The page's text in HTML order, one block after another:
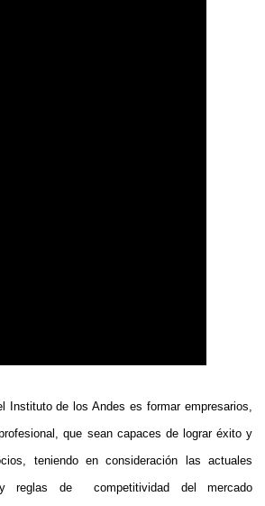
Instituto de los Andes es formar empresarios,
que sean capaces de lograr éxito y
teniendo en consideración las actuales
reglas decompetitividad del mercado